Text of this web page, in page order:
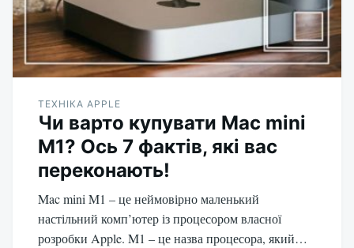
ТЕХНІКА APPLE
Чи варто купувати Mac mini
M1? Ось 7 фактів, які вас
переконають!
Mac mini M1 – це неймовірно маленький
настільний комп’ютер із процесором власної
розробки Apple. M1 – це назва процесора, який…